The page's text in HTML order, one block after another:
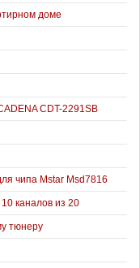
доме
CDT-2291SB
чипа Mstar Msd7816
каналов из 20
тюнеру